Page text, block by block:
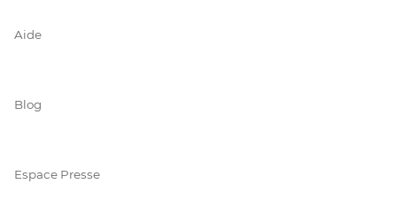
Aide
Blog
Espace Presse